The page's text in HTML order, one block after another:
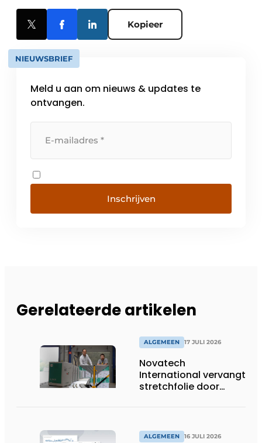
Kopieer
NIEUWSBRIEF
Meld u aan om nieuws & updates te
ontvangen.
Inschrijven
Gerelateerde artikelen
ALGEMEEN 17 JULI 2026
Novatech
International vervangt
stretchfolie door
ALGEMEEN 16 JULI 2026